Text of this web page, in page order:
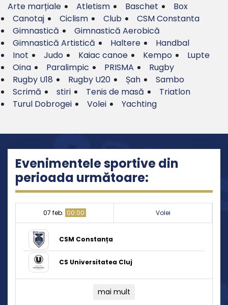
Arte marțiale
Atletism Baschet
Box
Canotaj
Ciclism Club
CSM Constanta
Gimnastică
Gimnastică Aerobică
Gimnastică Artistică
Haltere
Handbal
Inot
Judo Kaiac canoe Kempo
Lupte
Oina
Paralimpic PRISMA
Rugby
Rugby U18
Rugby U20 Șah
Sambo
Scrimă
stiri Tenis de masă
Triatlon
Turul Dobrogei
Volei Yachting
Evenimentele sportive din
perioada următoare:
07 feb. 00:00 Volei
CSM Constanța
CS Universitatea Cluj
mai mult